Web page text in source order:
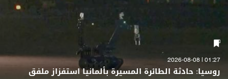
01:27 | 2026-08-08
روسيا: حادثة الطائرة المسيرة بألمانيا استفزاز ملفق